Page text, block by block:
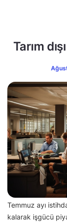
Tarım
Temmuz ayı
kalarak işgücü